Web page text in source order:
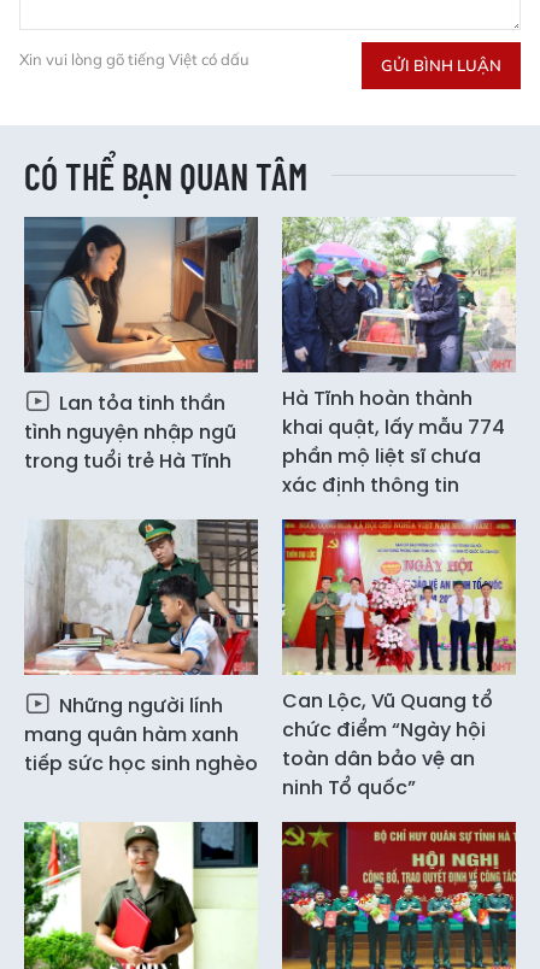
Xin vui lòng gõ tiếng Việt có dấu GỬI BÌNH LUẬN
CÓ THỂ BẠN QUAN TÂM
Lan tỏa tinh thần
tình nguyện nhập ngũ
trong tuổi trẻ Hà Tĩnh
Hà Tĩnh hoàn thành
khai quật, lấy mẫu 774
phần mộ liệt sĩ chưa
xác định thông tin
Những người lính
mang quân hàm xanh
tiếp sức học sinh nghèo
Can Lộc, Vũ Quang tổ
chức điểm “Ngày hội
toàn dân bảo vệ an
ninh Tổ quốc”